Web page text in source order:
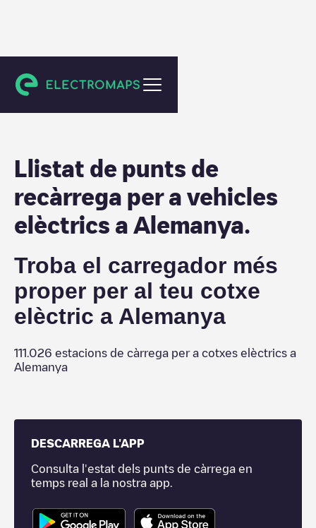
Alemanya
Llistat de punts de
recàrrega per a vehicles
elèctrics a Alemanya.
Troba el carregador més
proper per al teu cotxe
elèctric a Alemanya
111.026 estacions de càrrega per a cotxes elèctrics a
Alemanya
DESCARREGA L'APP
Consulta l'estat dels punts de càrrega en
temps real a la nostra app.